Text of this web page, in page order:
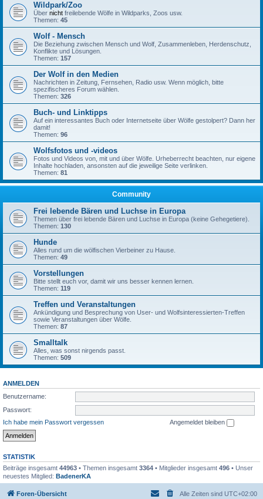
Wildpark/Zoo
Über nicht freilebende Wölfe in Wildparks, Zoos usw.
Themen: 45
Wolf - Mensch
Die Beziehung zwischen Mensch und Wolf, Zusammenleben, Herdenschutz,
Konflikte und Lösungen.
Themen: 157
Der Wolf in den Medien
Nachrichten in Zeitung, Fernsehen, Radio usw. Wenn möglich, bitte
spezifischeres Forum wählen.
Themen: 326
Buch- und Linktipps
Auf ein interessantes Buch oder Internetseite über Wölfe gestolpert? Dann her
damit!
Themen: 96
Wolfsfotos und -videos
Fotos und Videos von, mit und über Wölfe. Urheberrecht beachten, nur eigene
Inhalte hochladen, ansonsten auf die jeweilige Seite verlinken.
Themen: 81
Community
Frei lebende Bären und Luchse in Europa
Themen über frei lebende Bären und Luchse in Europa (keine Gehegetiere).
Themen: 130
Hunde
Alles rund um die wölfischen Vierbeiner zu Hause.
Themen: 49
Vorstellungen
Bitte stellt euch vor, damit wir uns besser kennen lernen.
Themen: 119
Treffen und Veranstaltungen
Ankündigung und Besprechung von User- und Wolfsinteressierten-Treffen
sowie Veranstaltungen über Wölfe.
Themen: 87
Smalltalk
Alles, was sonst nirgends passt.
Themen: 509
ANMELDEN
Benutzername:
Passwort:
Ich habe mein Passwort vergessen
Angemeldet bleiben
STATISTIK
Beiträge insgesamt 44963 • Themen insgesamt 3364 • Mitglieder insgesamt 496 • Unser
neuestes Mitglied: BadenerKA
Foren-Übersicht Alle Zeiten sind UTC+02:00